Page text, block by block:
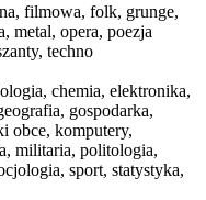
filmowa, folk, grunge,
metal, opera, poezja
techno
chemia, elektronika,
gospodarka,
obce, komputery,
militaria, politologia,
sport, statystyka,